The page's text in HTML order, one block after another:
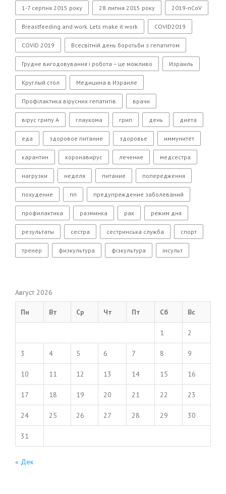
1-7 серпня 2015 року 28 липня 2015 року 2019-nCoV
Breastfeeding and work. Lets make it work COVID2019
COVID 2019 Всесвітній день боротьби з гепатитом
Грудне вигодовування і робота – це можливо Израиль
Круглый стол Медицина в Израиле
Профілактика вірусних гепатитів врачи
вірус грипу А глаукома грип день диета
еда здоровое питание здоровье иммунитет
карантин коронавирус лечение медсестра
нагрузки неделя питание попередження
похудение пп предупреждение заболеваний
профилактика разминка рак режим дня
результаты сестра сестринська служба спорт
тренер физкультура фізкультура інсульт
Август 2026
Пн Вт Ср Чт Пт Сб Вс
1 2
3 4 5 6 7 8 9
10 11 12 13 14 15 16
17 18 19 20 21 22 23
24 25 26 27 28 29 30
31
« Дек